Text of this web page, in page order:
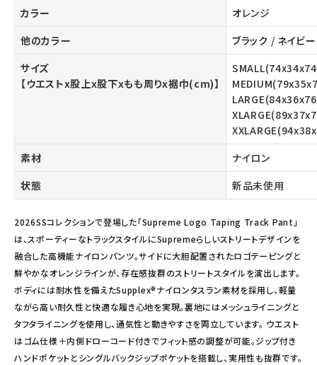
カラー
オレンジ
他のカラー
ブラック / ネイビー
サイズ
【ウエストx股上x股下xもも周りx裾巾(cm)】
素材
ナイロン
状態
新品未使用
2026SSコレクションで登場した「Supreme Logo Taping Track Pant」
は、スポーティーなトラックスタイルにSupremeらしいストリートデザインを
融合した高機能ナイロンパンツ。サイドに大胆配置されたロゴテーピングと
鮮やかなオレンジラインが、存在感抜群のストリートスタイルを演出します。
ボディには耐水性を備えたSupplex®ナイロンタスラン素材を採用し、軽量
ながら高い耐久性と快適な履き心地を実現。裏地にはメッシュライニングと
タフタライニングを使用し、通気性と動きやすさを両立しています。 ウエスト
はゴム仕様＋内側ドローコード付きでフィット感の調整が可能。ジップ付き
ハンドポケットとシングルバックジップポケットを搭載し、実用性も抜群です。